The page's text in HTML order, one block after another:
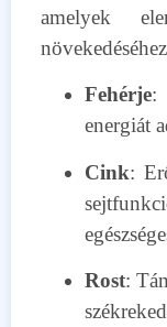
amelyek
Fehérje:
energiát
Cink:
Rost: